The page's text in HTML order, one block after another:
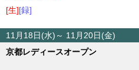
ー
[生][録]
11月18日(水)～ 11月20日(金)
京都レディースオープン